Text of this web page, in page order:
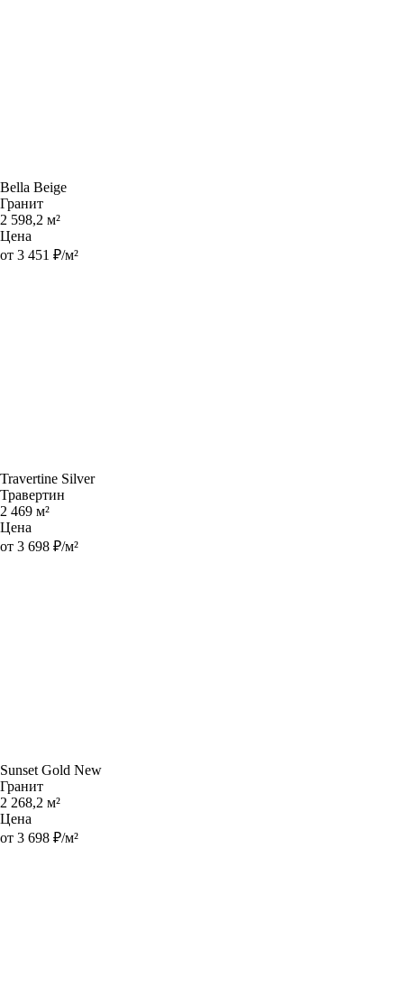
Bella Beige
Гранит
2 598,2 м²
Цена
от 3 451 ₽/м²
Travertine Silver
Травертин
2 469 м²
Цена
от 3 698 ₽/м²
Sunset Gold New
Гранит
2 268,2 м²
Цена
от 3 698 ₽/м²